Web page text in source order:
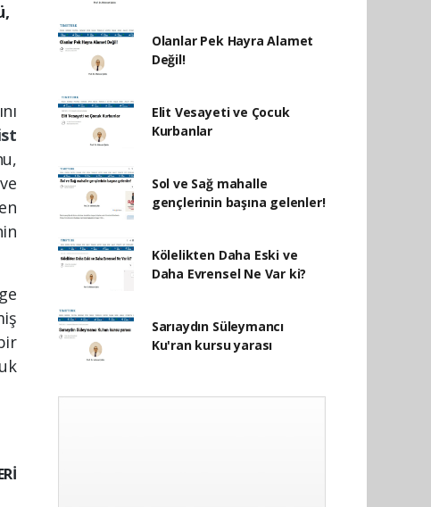
Olanlar Pek Hayra Alamet
Değil!
Elit Vesayeti ve Çocuk
Kurbanlar
Sol ve Sağ mahalle
gençlerinin başına gelenler!
Kölelikten Daha Eski ve
Daha Evrensel Ne Var ki?
Sarıaydın Süleymancı
Ku'ran kursu yarası